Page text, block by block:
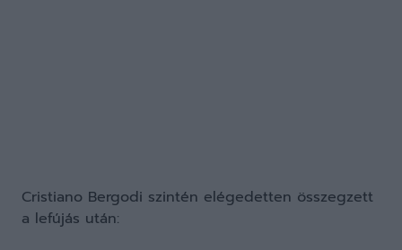
Cristiano Bergodi szintén elégedetten összegzett
a lefújás után: